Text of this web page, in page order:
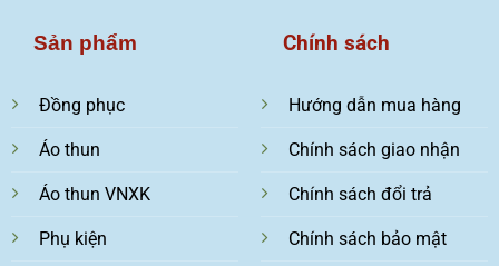
Sản phẩm
Đồng phục
Áo thun
Áo thun VNXK
Phụ kiện
Chính sách
Hướng dẫn mua hàng
Chính sách giao nhận
Chính sách đổi trả
Chính sách bảo mật